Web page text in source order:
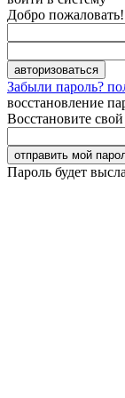
Добро
Забыли пароль?
восстановление
Восстановите
Пароль будет